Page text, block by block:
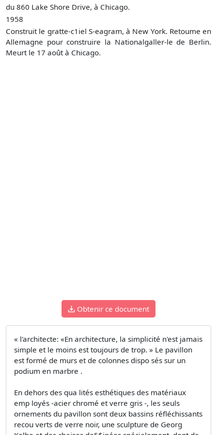
du 860 Lake Shore Drive, à Chicago.
1958
Construit le gratte-c1iel S-eagram, à New York. Retoume en
Allemagne pour construire la Nationalgaller-le de Berlin.
Meurt le 17 août à Chicago.
Obtenir ce document
« l'architecte: «En architecture, la simplicité n'est jamais
simple et le moins est toujours de trop. » Le pavillon
est formé de murs et de colonnes dispo­ sés sur un
podium en marbre .
En dehors des qua­ lités esthétiques des matériaux
emp loyés -acier chromé et verre gris -, les seuls
ornements du pavillon sont deux bassins réfléchissants
recou­ verts de verre noir, une sculpture de Georg